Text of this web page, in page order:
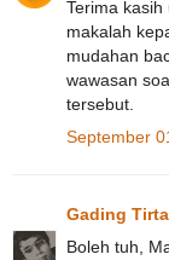
Terima
makalah
mudahan
wawasan
tersebut.
September
Gading Tirta
Boleh tuh,